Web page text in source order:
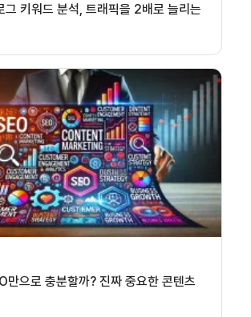
그 키워드 분석, 트래픽을 2배로 늘리는
만으로 충분할까? 진짜 중요한 콘텐츠